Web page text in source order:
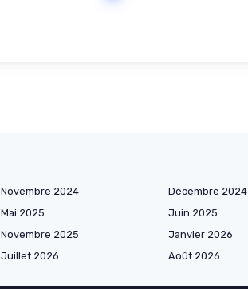
Novembre 2024 Décembre 2024
Mai 2025 Juin 2025
Novembre 2025 Janvier 2026
Juillet 2026 Août 2026